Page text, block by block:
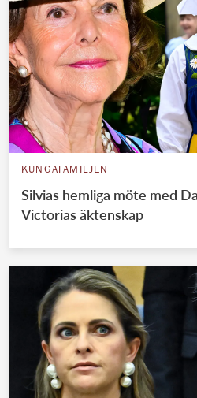
KUNGAFAMILJEN
Silvias hemliga möte med
Victorias äktenskap